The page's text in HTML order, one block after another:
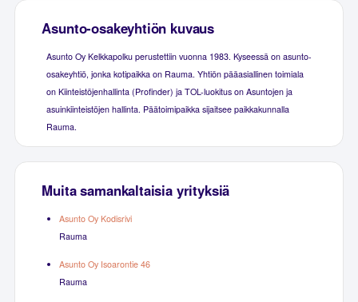
Asunto-osakeyhtiön kuvaus
Asunto Oy Kelkkapolku perustettiin vuonna 1983. Kyseessä on asunto-
osakeyhtiö, jonka kotipaikka on Rauma. Yhtiön pääasiallinen toimiala
on Kiinteistöjenhallinta (Profinder) ja TOL-luokitus on Asuntojen ja
asuinkiinteistöjen hallinta. Päätoimipaikka sijaitsee paikkakunnalla
Rauma.
Muita samankaltaisia yrityksiä
Asunto Oy Kodisrivi
Rauma
Asunto Oy Isoarontie 46
Rauma